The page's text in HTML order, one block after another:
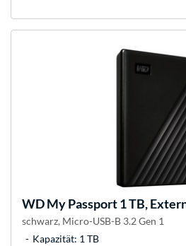
WDMy Passport 1 TB,
schwarz, Micro-USB-B 3.2 Gen 1
Kapazität: 1 TB